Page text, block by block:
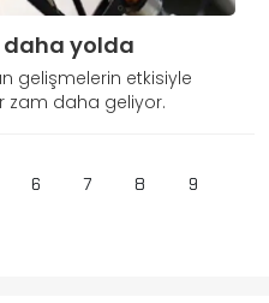
daha yolda
gelişmelerin etkisiyle
zam daha geliyor.
6 7 8
9